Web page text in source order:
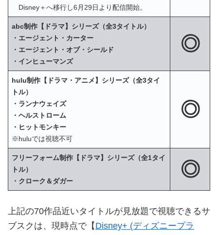
Disney＋へ移行し6月29日より配信開始。
abc制作【ドラマ】シリーズ（全3タイトル）
・エージェント・カーター
・エージェント・オブ・シールド
・インヒューマンズ
◎
hulu制作【ドラマ・アニメ】シリーズ（全3タイ
トル）
・ランナウェイズ
・ヘルストローム
・ヒットモンキー
※huluでは視聴不可
◎
フリーフォーム制作【ドラマ】シリーズ（全1タイ
トル）
・クローク＆ダガー
◎
上記の70作品近いタイトルが見放題で視聴できるサ
ブスクは、現時点で【 Disney+ (ディズニープラ